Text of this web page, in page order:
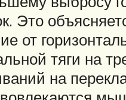
Это
от
тяги на
на